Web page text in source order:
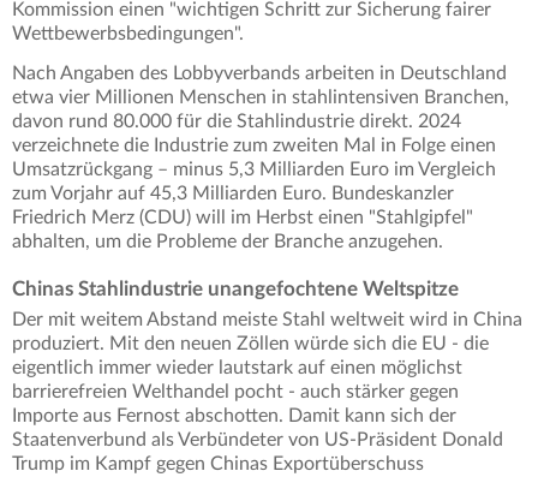
Kommission einen "wichtigen Schritt zur Sicherung fairer
Wettbewerbsbedingungen".
Nach Angaben des Lobbyverbands arbeiten in Deutschland
etwa vier Millionen Menschen in stahlintensiven Branchen,
davon rund 80.000 für die Stahlindustrie direkt. 2024
verzeichnete die Industrie zum zweiten Mal in Folge einen
Umsatzrückgang – minus 5,3 Milliarden Euro im Vergleich
zum Vorjahr auf 45,3 Milliarden Euro. Bundeskanzler
Friedrich Merz (CDU) will im Herbst einen "Stahlgipfel"
abhalten, um die Probleme der Branche anzugehen.
Chinas Stahlindustrie unangefochtene Weltspitze
Der mit weitem Abstand meiste Stahl weltweit wird in China
produziert. Mit den neuen Zöllen würde sich die EU - die
eigentlich immer wieder lautstark auf einen möglichst
barrierefreien Welthandel pocht - auch stärker gegen
Importe aus Fernost abschotten. Damit kann sich der
Staatenverbund als Verbündeter von US-Präsident Donald
Trump im Kampf gegen Chinas Exportüberschuss